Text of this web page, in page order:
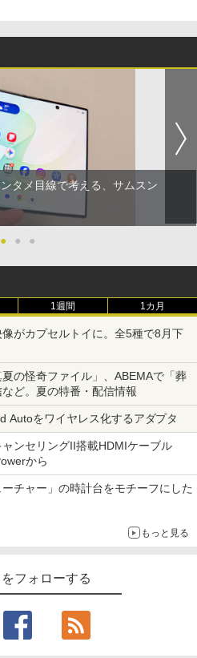
タメ目線で考える、サムスン
● ● ●
1週間 1カ月
がカプセルトイに。全5種で8月下
の怪奇ファイル」、ABEMAで「葬
ど。夏の特番・配信情報
Autoをワイヤレス化するアダプタ
ンセリングII搭載HDMIケーブル
から
ーチャー」の時計台をモチーフにした
もっと見る
フォローする